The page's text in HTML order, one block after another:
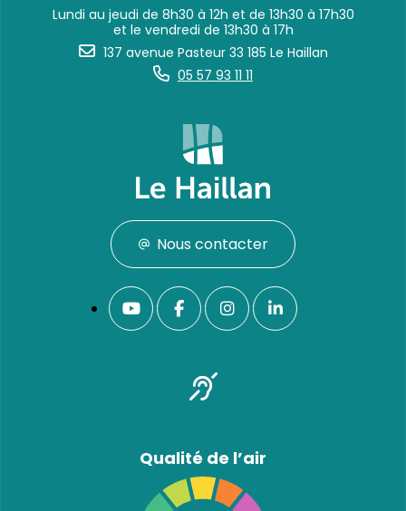
Lundi au jeudi de 8h30 à 12h et de 13h30 à 17h30
et le vendredi de 13h30 à 17h
137 avenue Pasteur 33 185 Le Haillan
05 57 93 11 11
Nous contacter
Qualité de l’air